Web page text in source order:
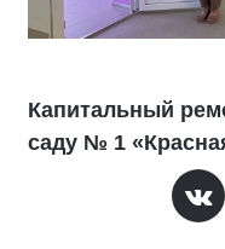
Капитальный
саду № 1